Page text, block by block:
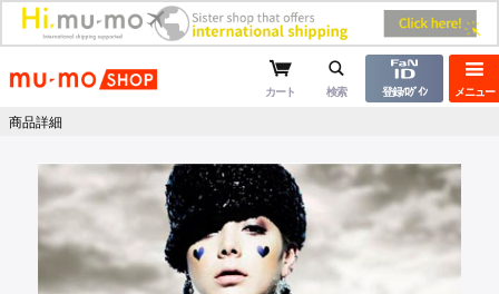
mu-moショップ メニュー
カート 検索 登録/ﾛｸﾞｲﾝ
商品詳細